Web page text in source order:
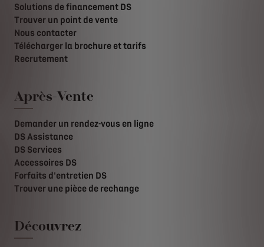
Solutions de financement DS
Trouver un point de vente
Nous contacter
Télécharger la brochure et tarifs
Recrutement
Après-Vente
Demander un rendez-vous en ligne
DS Assistance
DS Services
Accessoires DS
Forfaits d'entretien DS
Trouver une pièce de rechange
Découvrez